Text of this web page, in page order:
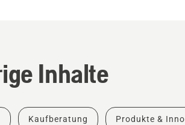
Inhalte
Kaufberatung Produkte &